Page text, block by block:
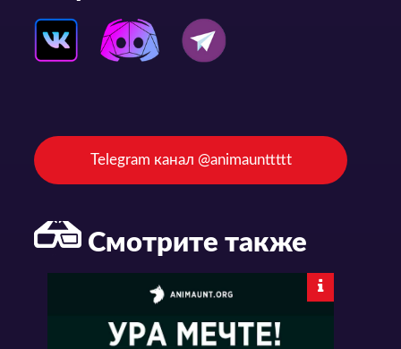
Telegram канал @animaunttttt
Смотрите также